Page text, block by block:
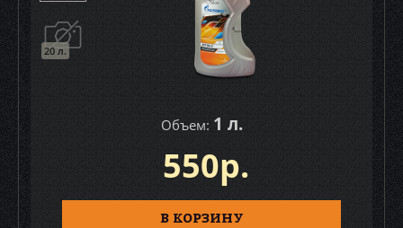
20 л.
Объем: 1 л.
550р.
В КОРЗИНУ